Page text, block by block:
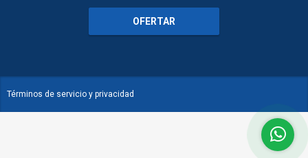
OFERTAR
Términos de servicio y privacidad